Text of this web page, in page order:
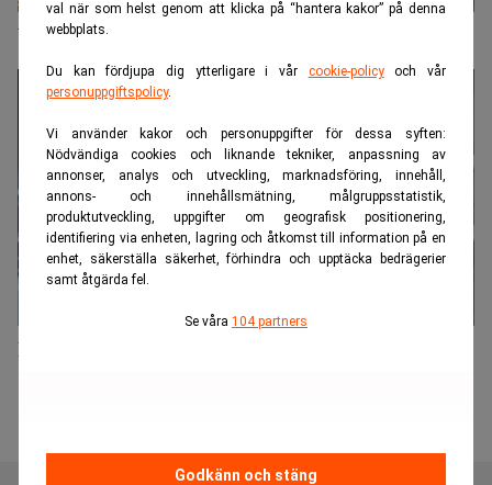
val när som helst genom att klicka på “hantera kakor” på denna
webbplats.
Du kan fördjupa dig ytterligare i vår cookie-policyoch vår
personuppgiftspolicy.
Vi använder kakor och personuppgifter för dessa syften:
Nödvändiga cookies och liknande tekniker, anpassning av
annonser, analys och utveckling, marknadsföring, innehåll,
annons- och innehållsmätning, målgruppsstatistik,
produktutveckling, uppgifter om geografisk positionering,
identifiering via enheten, lagring och åtkomst till information på en
enhet, säkerställa säkerhet, förhindra och upptäcka bedrägerier
samt åtgärda fel.
Se våra 104 partners
Godkänn och stäng
Veckans bråk och champagne
Fondbråk överträffar allt